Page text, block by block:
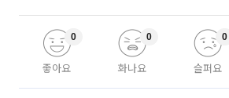
좋아요
0
화나요
0
슬퍼요
0